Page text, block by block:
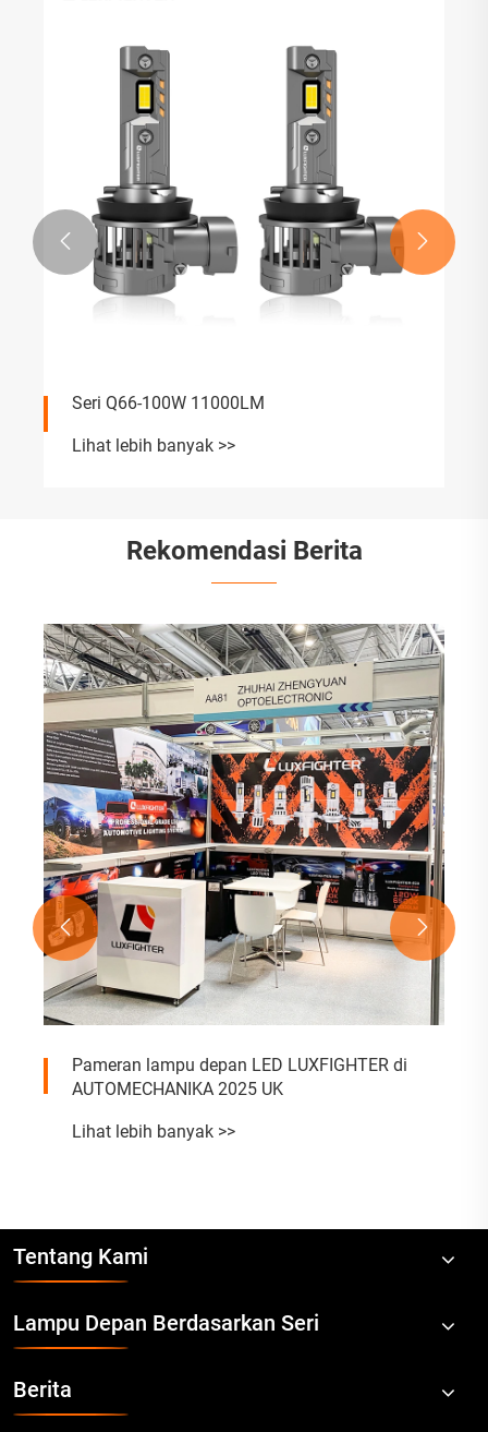
Seri Q66-100W 11000LM
Lihat lebih banyak >>
 
Rekomendasi Berita
Pameran lampu depan LED LUXFIGHTER di
AUTOMECHANIKA 2025 UK
Lihat lebih banyak >>
 
Tentang Kami
Lampu Depan Berdasarkan Seri
Berita